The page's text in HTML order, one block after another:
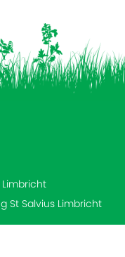
St Salvius Limbricht